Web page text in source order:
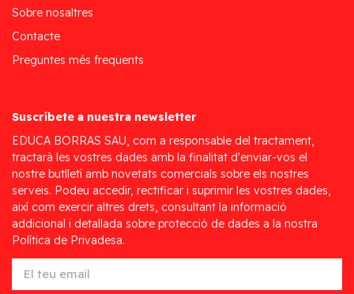
Sobre nosaltres
Contacte
Preguntes més freqüents
Suscríbete a nuestra newsletter
EDUCA BORRAS SAU, com a responsable del tractament,
tractarà les vostres dades amb la finalitat d'enviar-vos el
nostre butlletí amb novetats comercials sobre els nostres
serveis. Podeu accedir, rectificar i suprimir les vostres dades,
així com exercir altres drets, consultant la informació
addicional i detallada sobre protecció de dades a la nostra
Política de Privadesa.